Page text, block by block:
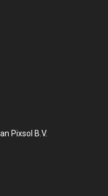
Pixsol B.V.